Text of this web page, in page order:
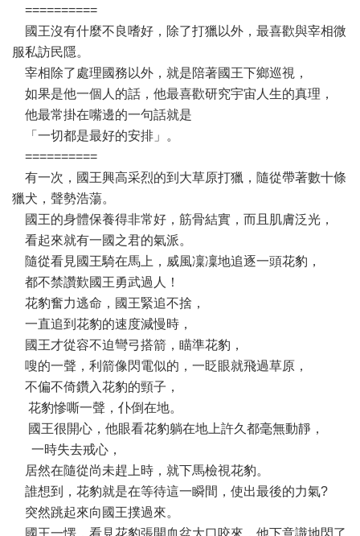
==========
國王沒有什麼不良嗜好，除了打獵以外，最喜歡與宰相微
服私訪民隱。
宰相除了處理國務以外，就是陪著國王下鄉巡視，
如果是他一個人的話，他最喜歡研究宇宙人生的真理，
他最常掛在嘴邊的一句話就是
「一切都是最好的安排」。
==========
有一次，國王興高采烈的到大草原打獵，隨從帶著數十條
獵犬，聲勢浩蕩。
國王的身體保養得非常好，筋骨結實，而且肌膚泛光，
看起來就有一國之君的氣派。
隨從看見國王騎在馬上，威風凜凜地追逐一頭花豹，
都不禁讚歎國王勇武過人！
花豹奮力逃命，國王緊追不捨，
一直追到花豹的速度減慢時，
國王才從容不迫彎弓搭箭，瞄準花豹，
嗖的一聲，利箭像閃電似的，一眨眼就飛過草原，
不偏不倚鑽入花豹的頸子，
花豹慘嘶一聲，仆倒在地。
國王很開心，他眼看花豹躺在地上許久都毫無動靜，
一時失去戒心，
居然在隨從尚未趕上時，就下馬檢視花豹。
誰想到，花豹就是在等待這一瞬間，使出最後的力氣?
突然跳起來向國王撲過來。
國王一愣，看見花豹張開血盆大口咬來，他下意識地閃了